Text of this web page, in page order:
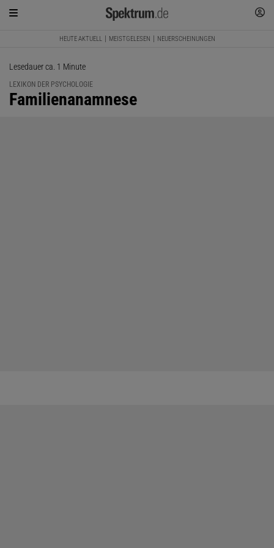
HEUTE AKTUELL MEISTGELESEN NEUERSCHEINUNGEN
Lesedauer ca. 1 Minute
LEXIKON DER PSYCHOLOGIE
:
Familienanamnese